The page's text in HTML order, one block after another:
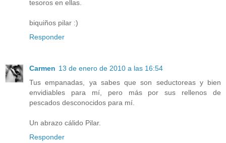
tesoros en ellas.
biquiños pilar :)
Responder
Carmen 13 de enero de 2010 a las 16:54
Tus empanadas, ya sabes que son seductoreas y bien
envidiables para mí, pero más por sus rellenos de
pescados desconocidos para mí.
Un abrazo cálido Pilar.
Responder